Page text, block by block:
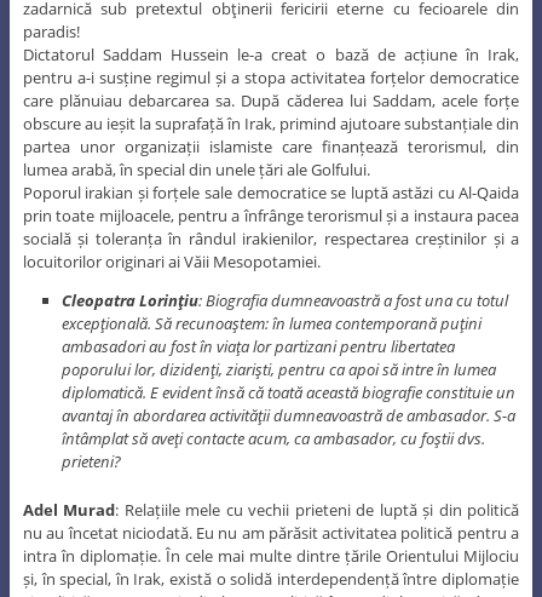
zadarnică sub pretextul obţinerii fericirii eterne cu fecioarele din
paradis!
Dictatorul Saddam Hussein le-a creat o bază de acțiune în Irak,
pentru a-i susține regimul și a stopa activitatea forțelor democratice
care plănuiau debarcarea sa. După căderea lui Saddam, acele forțe
obscure au ieșit la suprafață în Irak, primind ajutoare substanțiale din
partea unor organizații islamiste care finanțează terorismul, din
lumea arabă, în special din unele țări ale Golfului.
Poporul irakian și forțele sale democratice se luptă astăzi cu Al-Qaida
prin toate mijloacele, pentru a înfrânge terorismul și a instaura pacea
socială și toleranța în rândul irakienilor, respectarea creștinilor și a
locuitorilor originari ai Văii Mesopotamiei.
Cleopatra Lorinţiu: Biografia dumneavoastră a fost una cu totul
excepţională. Să recunoaştem: în lumea contemporană puţini
ambasadori au fost în viaţa lor partizani pentru libertatea
poporului lor, dizidenţi, ziarişti, pentru ca apoi să intre în lumea
diplomatică. E evident însă că toată această biografie constituie un
avantaj în abordarea activităţii dumneavoastră de ambasador. S-a
întâmplat să aveţi contacte acum, ca ambasador, cu foştii dvs.
prieteni?
Adel Murad: Relațiile mele cu vechii prieteni de luptă și din politică
nu au încetat niciodată. Eu nu am părăsit activitatea politică pentru a
intra în diplomație. În cele mai multe dintre țările Orientului Mijlociu
și, în special, în Irak, există o solidă interdependență între diplomație